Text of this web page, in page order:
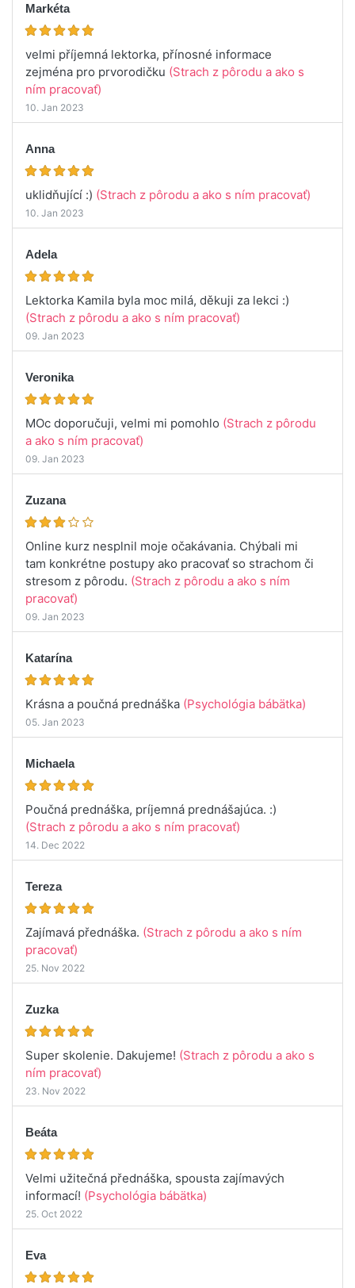
Markéta
velmi příjemná lektorka, přínosné informace
zejména pro prvorodičku (Strach z pôrodu a ako s
ním pracovať)
10. Jan 2023
Anna
uklidňující :) (Strach z pôrodu a ako s ním pracovať)
10. Jan 2023
Adela
Lektorka Kamila byla moc milá, děkuji za lekci :)
(Strach z pôrodu a ako s ním pracovať)
09. Jan 2023
Veronika
MOc doporučuji, velmi mi pomohlo (Strach z pôrodu
a ako s ním pracovať)
09. Jan 2023
Zuzana
Online kurz nesplnil moje očakávania. Chýbali mi
tam konkrétne postupy ako pracovať so strachom či
stresom z pôrodu. (Strach z pôrodu a ako s ním
pracovať)
09. Jan 2023
Katarína
Krásna a poučná prednáška (Psychológia bábätka)
05. Jan 2023
Michaela
Poučná prednáška, príjemná prednášajúca. :)
(Strach z pôrodu a ako s ním pracovať)
14. Dec 2022
Tereza
Zajímavá přednáška. (Strach z pôrodu a ako s ním
pracovať)
25. Nov 2022
Zuzka
Super skolenie. Dakujeme! (Strach z pôrodu a ako s
ním pracovať)
23. Nov 2022
Beáta
Velmi užitečná přednáška, spousta zajímavých
informací! (Psychológia bábätka)
25. Oct 2022
Eva